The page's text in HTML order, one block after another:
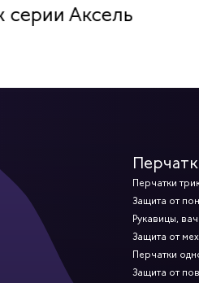
Аксель
Перчатки
Защита от
Рукавицы,
Защита от
Перчатки
Защита от